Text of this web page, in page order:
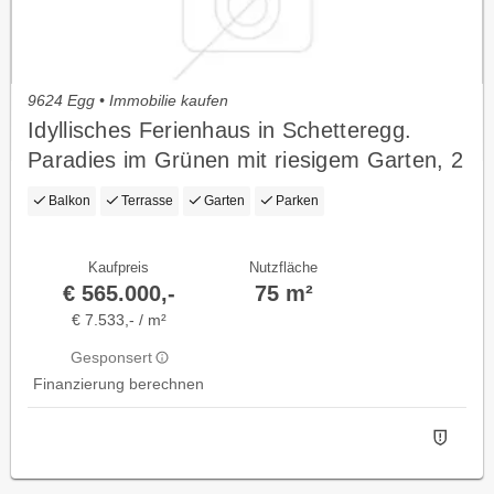
9624 Egg • Immobilie kaufen
Idyllisches Ferienhaus in Schetteregg.
Paradies im Grünen mit riesigem Garten, 2
Sonnenterassen und direkte Nähe zum
Balkon Terrasse Garten Parken
Kaufpreis
€ 565.000,-
€ 7.533,- / m²
Gesponsert
Finanzierung berechnen
Nutzfläche
75 m²